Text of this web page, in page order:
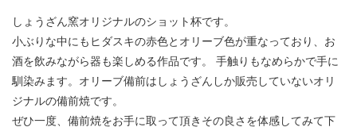
しょうざん窯オリジナルのショット杯です。
小ぶりな中にもヒダスキの赤色とオリーブ色が重なっており、お
酒を飲みながら器も楽しめる作品です。 手触りもなめらかで手に
馴染みます。オリーブ備前はしょうざんしか販売していないオリ
ジナルの備前焼です。
ぜひ一度、備前焼をお手に取って頂きその良さを体感してみて下